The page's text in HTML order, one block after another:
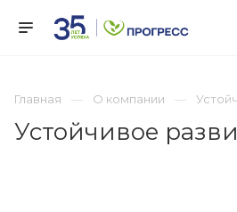
Главная О компании
Устойчивое